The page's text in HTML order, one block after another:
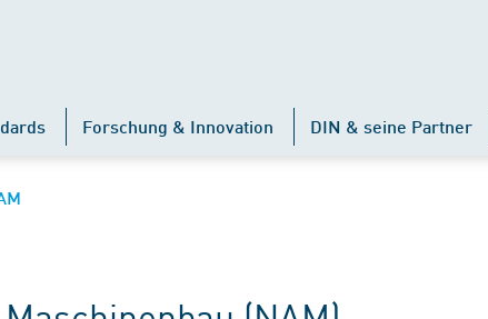
Forschung & Innovation DIN & seine Partner